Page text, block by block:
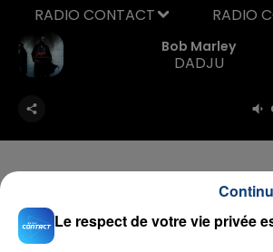
Bob Marley
DADJU
RADIO
FIL D'ACTU
Le respect de votre vie privée